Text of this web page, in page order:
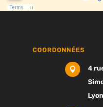
COORDONNÉES

4
Lyon